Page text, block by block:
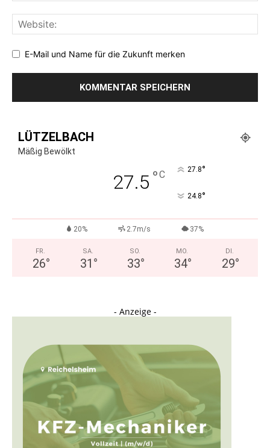
E-Mail und Name für die Zukunft merken
LÜTZELBACH
Mäßig Bewölkt
27.5 °C 27.8°
24.8°
20% 2.7m/s 37%
FR.
26°
SA.
31 °
SO.
33°
MO.
34°
DI.
29°
- Anzeige -